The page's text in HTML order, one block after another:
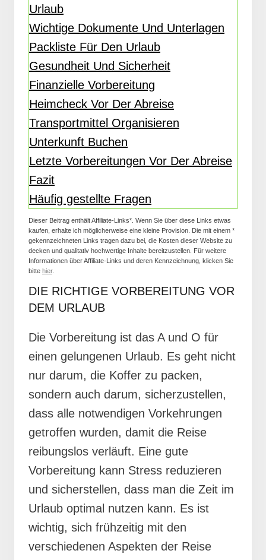
Urlaub
Wichtige Dokumente Und Unterlagen
Packliste Für Den Urlaub
Gesundheit Und Sicherheit
Finanzielle Vorbereitung
Heimcheck Vor Der Abreise
Transportmittel Organisieren
Unterkunft Buchen
Letzte Vorbereitungen Vor Der Abreise
Fazit
Häufig gestellte Fragen
Dieser Beitrag enthält Affiliate-Links*. Wenn Sie über diese Links etwas
kaufen, erhalte ich möglicherweise eine kleine Provision. Die mit einem *
gekennzeichneten Links tragen dazu bei, die Kosten dieser Website zu
decken und qualitativ hochwertige Inhalte bereitzustellen. Für weitere
Informationen über Affiliate-Links und deren Kennzeichnung, klicken Sie
bitte hier.
DIE RICHTIGE VORBEREITUNG VOR
DEM URLAUB
Die Vorbereitung ist das A und O für
einen gelungenen Urlaub. Es geht nicht
nur darum, die Koffer zu packen,
sondern auch darum, sicherzustellen,
dass alle notwendigen Vorkehrungen
getroffen wurden, damit die Reise
reibungslos verläuft. Eine gute
Vorbereitung kann Stress reduzieren
und sicherstellen, dass man die Zeit im
Urlaub optimal nutzen kann. Es ist
wichtig, sich frühzeitig mit den
verschiedenen Aspekten der Reise